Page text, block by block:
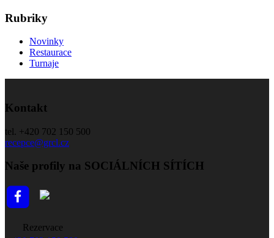
Rubriky
Novinky
Restaurace
Turnaje
Kontakt
tel. +420 702 150 500
recepce@grcl.cz
Naše profily na SOCIÁLNÍCH SÍTÍCH
Rezervace